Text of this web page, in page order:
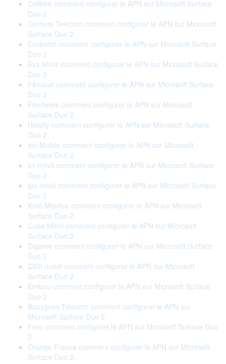
Cellhire comment configurer le APN sur Microsoft Surface
Duo 2
Correos Telecom comment configurer le APN sur Microsoft
Surface Duo 2
Euskaltel comment configurer le APN sur Microsoft Surface
Duo 2
Eva Móvil comment configurer le APN sur Microsoft Surface
Duo 2
Fibracat comment configurer le APN sur Microsoft Surface
Duo 2
Finetwork comment configurer le APN sur Microsoft
Surface Duo 2
Holafly comment configurer le APN sur Microsoft Surface
Duo 2
ion Mobile comment configurer le APN sur Microsoft
Surface Duo 2
lcr móvil comment configurer le APN sur Microsoft Surface
Duo 2
ipo móvil comment configurer le APN sur Microsoft Surface
Duo 2
Knet Móviles comment configurer le APN sur Microsoft
Surface Duo 2
Cube Móvil comment configurer le APN sur Microsoft
Surface Duo 2
Digame comment configurer le APN sur Microsoft Surface
Duo 2
DIGI mobil comment configurer le APN sur Microsoft
Surface Duo 2
Embou comment configurer le APN sur Microsoft Surface
Duo 2
Bouygues Telecom comment configurer le APN sur
Microsoft Surface Duo 2
Free comment configurer le APN sur Microsoft Surface Duo
2
Orange France comment configurer le APN sur Microsoft
Surface Duo 2